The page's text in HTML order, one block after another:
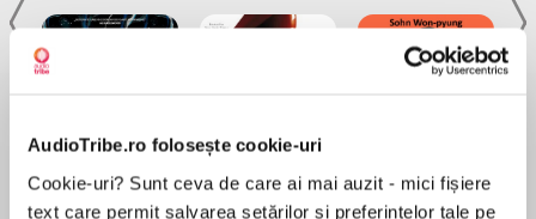
AudioTribe.ro folosește cookie-uri
Cookie-uri? Sunt ceva de care ai mai auzit - mici fișiere
text care permit salvarea setărilor și preferințelor tale pe
de...
Dani Francis
la...
Lauren Weisberger Sohn Won-pyung